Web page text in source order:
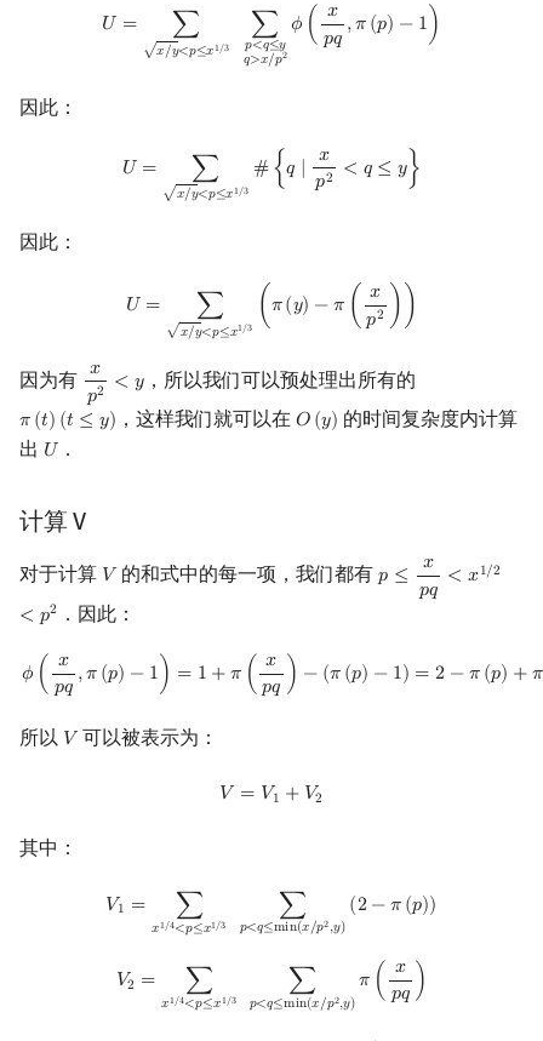
𝑈 = ∑
√𝑥/𝑦<𝑝≤𝑥1/3
∑
𝑝<𝑞≤𝑦
𝑞>𝑥/𝑝2
𝜙 ( 𝑥
𝑝𝑞 ,𝜋(𝑝) − 1 )
=∑x ≤x1/ q≤y > x/ p2 (xpq p)
因此：
𝑈 = ∑
√𝑥/𝑦<𝑝≤𝑥1/3
# {𝑞 ∣ 𝑥
𝑝2 < 𝑞 ≤ 𝑦}
/y< 1/ 3# q xp <q y}
因此：
𝑈 = ∑
√𝑥/𝑦<𝑝≤𝑥1/3
( 𝜋(𝑦) −𝜋 ( 𝑥
𝑝2 ) )
/y<p 1/ π (y x p2 )
因为有 𝑥
𝑝2 < 𝑦
xp2 <y ，所以我们可以预处理出所有的
𝜋(𝑡) (𝑡 ≤ 𝑦)
π (t)( t≤ y) ，这样我们就可以在 𝑂(𝑦)
O( y) 的时间复杂度内计算
出 𝑈
U ．
计算 V
对于计算 𝑉
V 的和式中的每一项，我们都有𝑝 ≤ 𝑥
𝑝𝑞 < 𝑥1/2
< 𝑝2
p ≤x pq< x1 /2<p
．因此：
𝜙 ( 𝑥
𝑝𝑞 ,𝜋(𝑝) − 1 ) = 1 +𝜋 ( 𝑥
𝑝𝑞 ) − (𝜋(𝑝) − 1) = 2 −𝜋(𝑝) +𝜋
ϕ xpq,π p) −1 1+ π xpq )− π −1) =2− p ) (x q)
所以 𝑉
V 可以被表示为：
𝑉 = 𝑉1 + 𝑉2
V= V1+ V2
其中：
𝑉1 = ∑
𝑥1/4<𝑝≤𝑥1/3
∑
𝑝<𝑞≤min(𝑥/𝑝2,𝑦)
(2−𝜋(𝑝))
=∑ x1/ p≤x ≤min p2 ,y) (2 −π(p
𝑉2 = ∑
𝑥1/4<𝑝≤𝑥1/3
∑
𝑝<𝑞≤min(𝑥/𝑝2,𝑦)
𝜋 ( 𝑥
𝑝𝑞 )
=∑x p≤x1 ≤min p2 ,y π xp